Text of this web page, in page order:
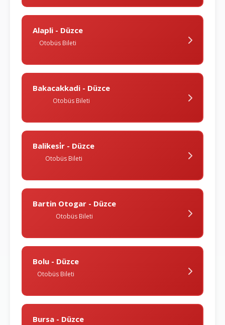
Alapli - Düzce
Otobüs Bileti
Bakacakkadi - Düzce
Otobüs Bileti
Balikesi̇r - Düzce
Otobüs Bileti
Bartin Otogar - Düzce
Otobüs Bileti
Bolu - Düzce
Otobüs Bileti
Bursa - Düzce